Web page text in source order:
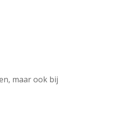
maar ook bij